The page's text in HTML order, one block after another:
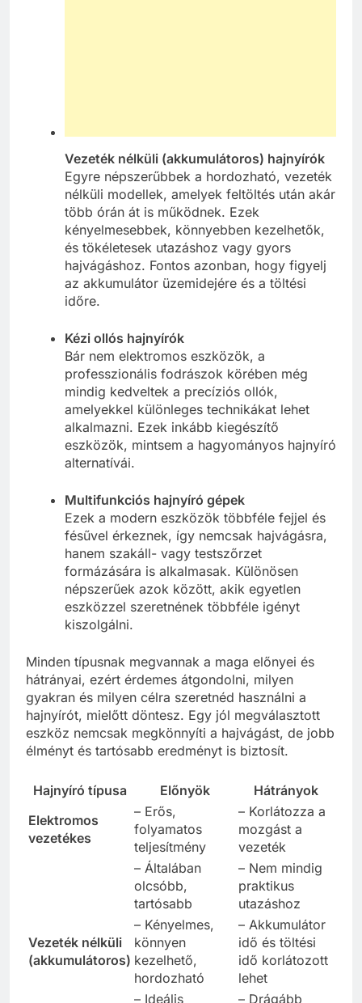
Vezeték nélküli (akkumulátoros) hajnyírók
Egyre népszerűbbek a hordozható, vezeték
nélküli modellek, amelyek feltöltés után akár
több órán át is működnek. Ezek
kényelmesebbek, könnyebben kezelhetők,
és tökéletesek utazáshoz vagy gyors
hajvágáshoz. Fontos azonban, hogy figyelj
az akkumulátor üzemidejére és a töltési
időre.
Kézi ollós hajnyírók
Bár nem elektromos eszközök, a
professzionális fodrászok körében még
mindig kedveltek a precíziós ollók,
amelyekkel különleges technikákat lehet
alkalmazni. Ezek inkább kiegészítő
eszközök, mintsem a hagyományos hajnyíró
alternatívái.
Multifunkciós hajnyíró gépek
Ezek a modern eszközök többféle fejjel és
fésűvel érkeznek, így nemcsak hajvágásra,
hanem szakáll- vagy testszőrzet
formázására is alkalmasak. Különösen
népszerűek azok között, akik egyetlen
eszközzel szeretnének többféle igényt
kiszolgálni.
Minden típusnak megvannak a maga előnyei és
hátrányai, ezért érdemes átgondolni, milyen
gyakran és milyen célra szeretnéd használni a
hajnyírót, mielőtt döntesz. Egy jól megválasztott
eszköz nemcsak megkönnyíti a hajvágást, de jobb
élményt és tartósabb eredményt is biztosít.
Hajnyíró típusa Előnyök
Hátrányok
Elektromos
vezetékes
– Erős,
folyamatos
teljesítmény
– Korlátozza a
mozgást a
vezeték
– Általában
olcsóbb,
tartósabb
– Nem mindig
praktikus
utazáshoz
Vezeték nélküli
(akkumulátoros)
– Kényelmes,
könnyen
kezelhető,
hordozható
– Akkumulátor
idő és töltési
idő korlátozott
lehet
– Ideális
– Drágább